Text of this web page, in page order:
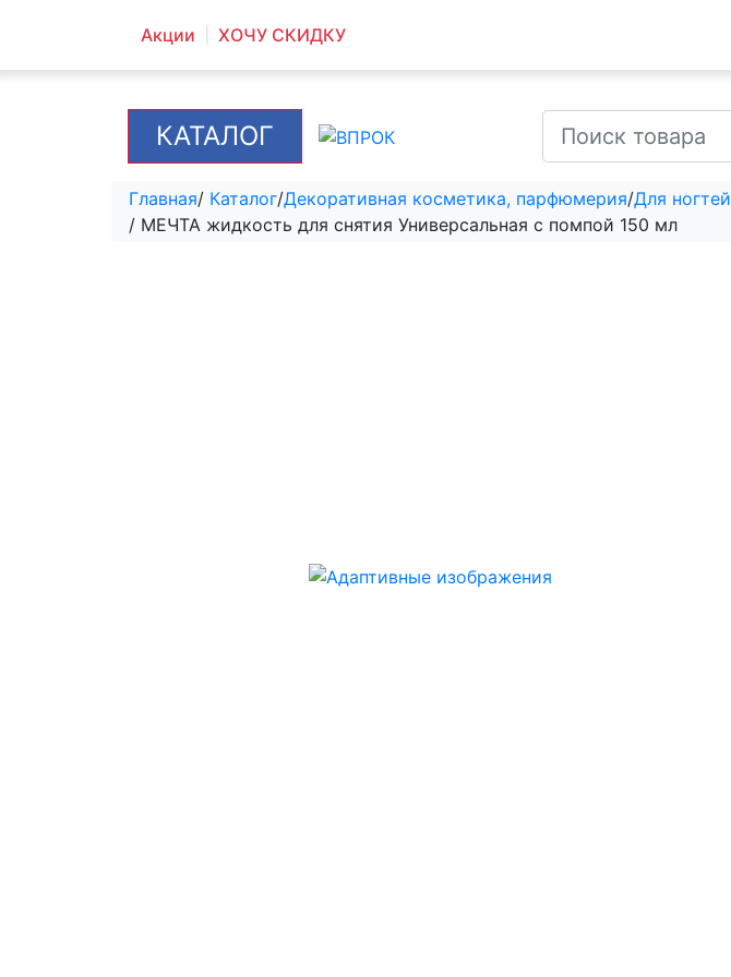
Акции ХОЧУ СКИДКУ
КАТАЛОГ
Главная/ Каталог/Декоративная косметика, парфюмерия/Для ногтей
/ МЕЧТА жидкость для снятия Универсальная с помпой 150 мл